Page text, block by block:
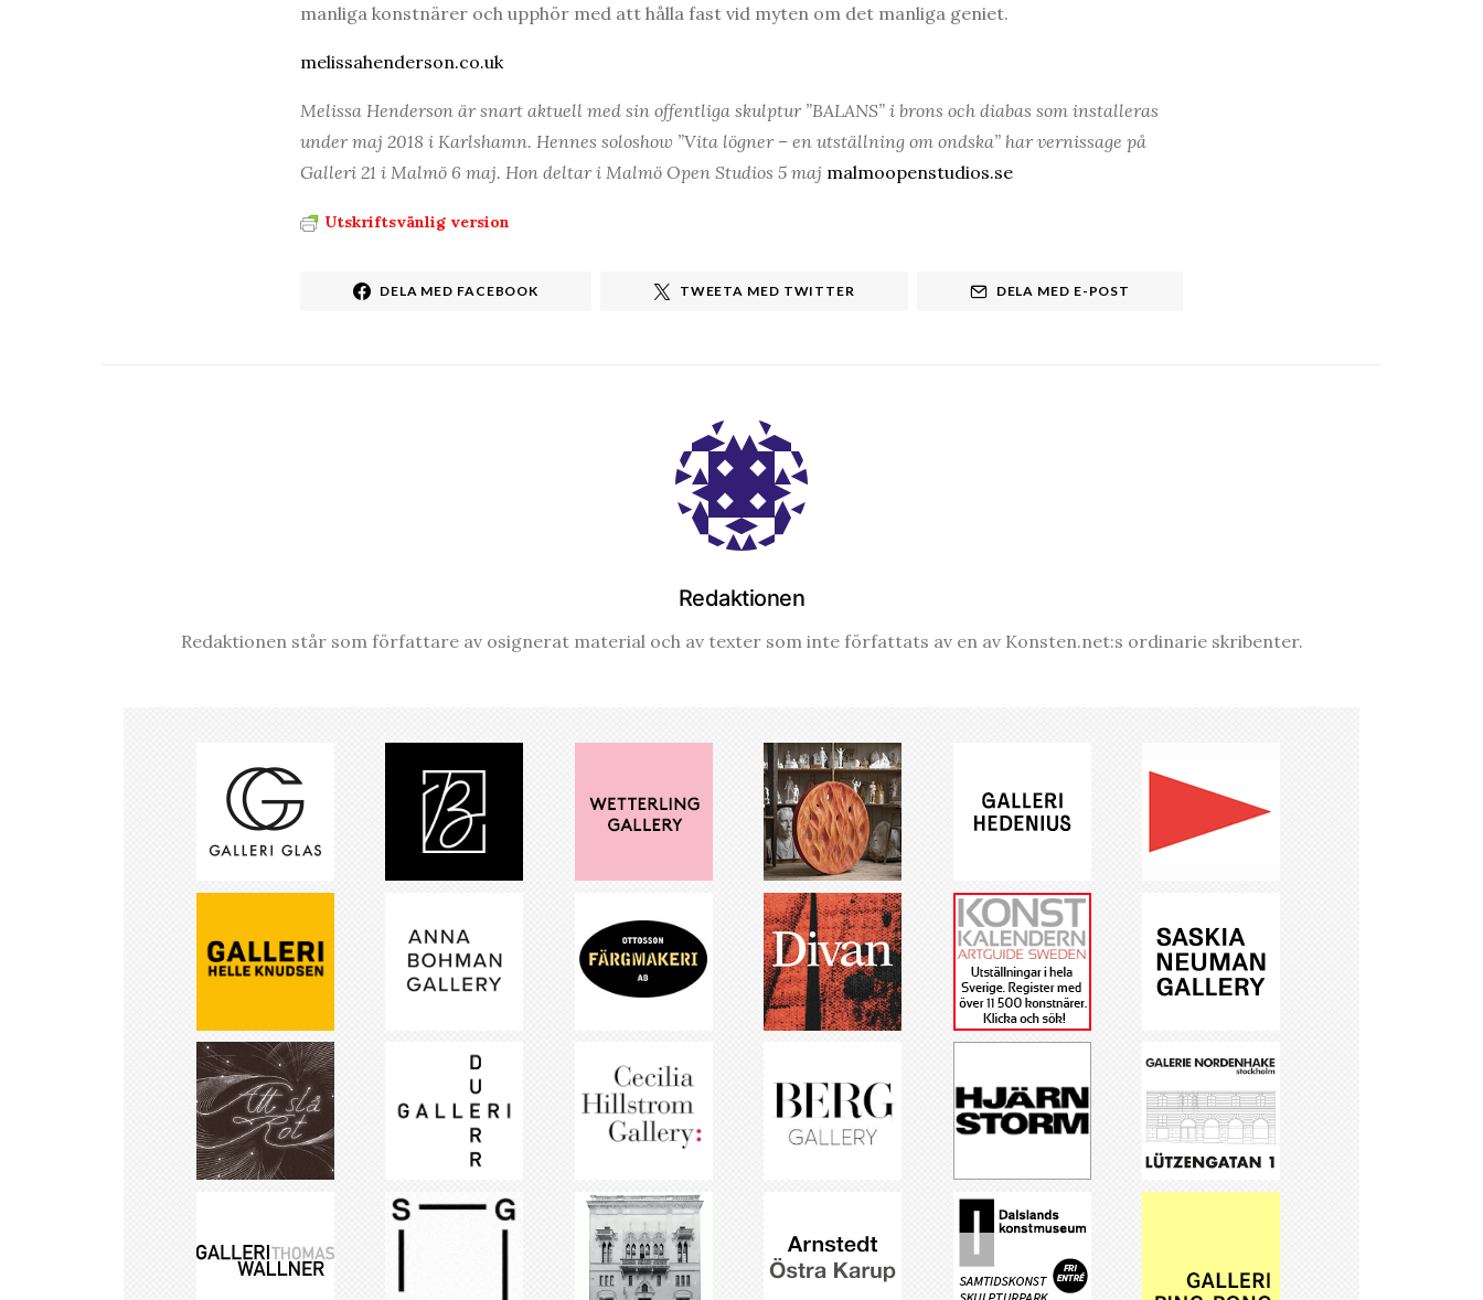
manliga konstnärer och upphör med att hålla fast vid myten om det manliga geniet.
melissahenderson.co.uk
Melissa Henderson är snart aktuell med sin offentliga skulptur ”BALANS” i brons och diabas som installeras
under maj 2018 i Karlshamn. Hennes soloshow ”Vita lögner – en utställning om ondska” har vernissage på
Galleri 21 i Malmö 6 maj. Hon deltar i Malmö Open Studios 5 maj malmoopenstudios.se
Utskriftsvänlig version
DELA MED FACEBOOK TWEETA MED TWITTER DELA MED E-POST
Redaktionen
Redaktionen står som författare av osignerat material och av texter som inte författats av en av Konsten.net:s ordinarie skribenter.